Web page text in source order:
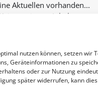
nutzen können, setzen wir
Geräteinformationen zu
oder zur Nutzung
später widerrufen, kann
Keine weiteren Inhalte...